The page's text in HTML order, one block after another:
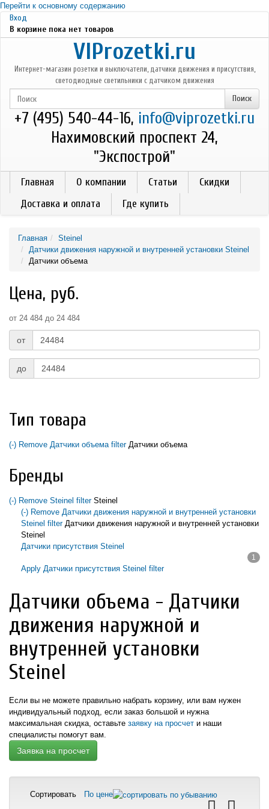
Перейти к основному содержанию
Вход
В корзине пока нет товаров
VIProzetki.ru
Интернет-магазин розетки и выключатели, датчики движения и присутствия,
светодиодные светильники с датчиком движения
+7 (495) 540-44-16, info@viprozetki.ru
Нахимовский проспект 24,
"Экспострой"
Главная О компании Статьи
Скидки
Доставка и оплата
Где купить
Главная
Steinel
Датчики движения наружной и внутренней установки Steinel
Датчики объема
Цена, руб.
от 24 484 до 24 484
от
до
Тип товара
(-) Remove Датчики объема filter Датчики объема
Бренды
(-) Remove Steinel filter Steinel
(-) Remove Датчики движения наружной и внутренней установки
Steinel filter Датчики движения наружной и внутренней установки
Steinel
Датчики присутствия Steinel
1
Apply Датчики присутствия Steinel filter
Датчики объема - Датчики
движения наружной и
внутренней установки
Steinel
Если вы не можете правильно набрать корзину, или вам нужен
индивидуальный подход, если заказ большой и нужна
максимальная скидка, оставьте заявку на просчет и наши
специалисты помогут вам.
Заявка на просчет
Сортировать По цене